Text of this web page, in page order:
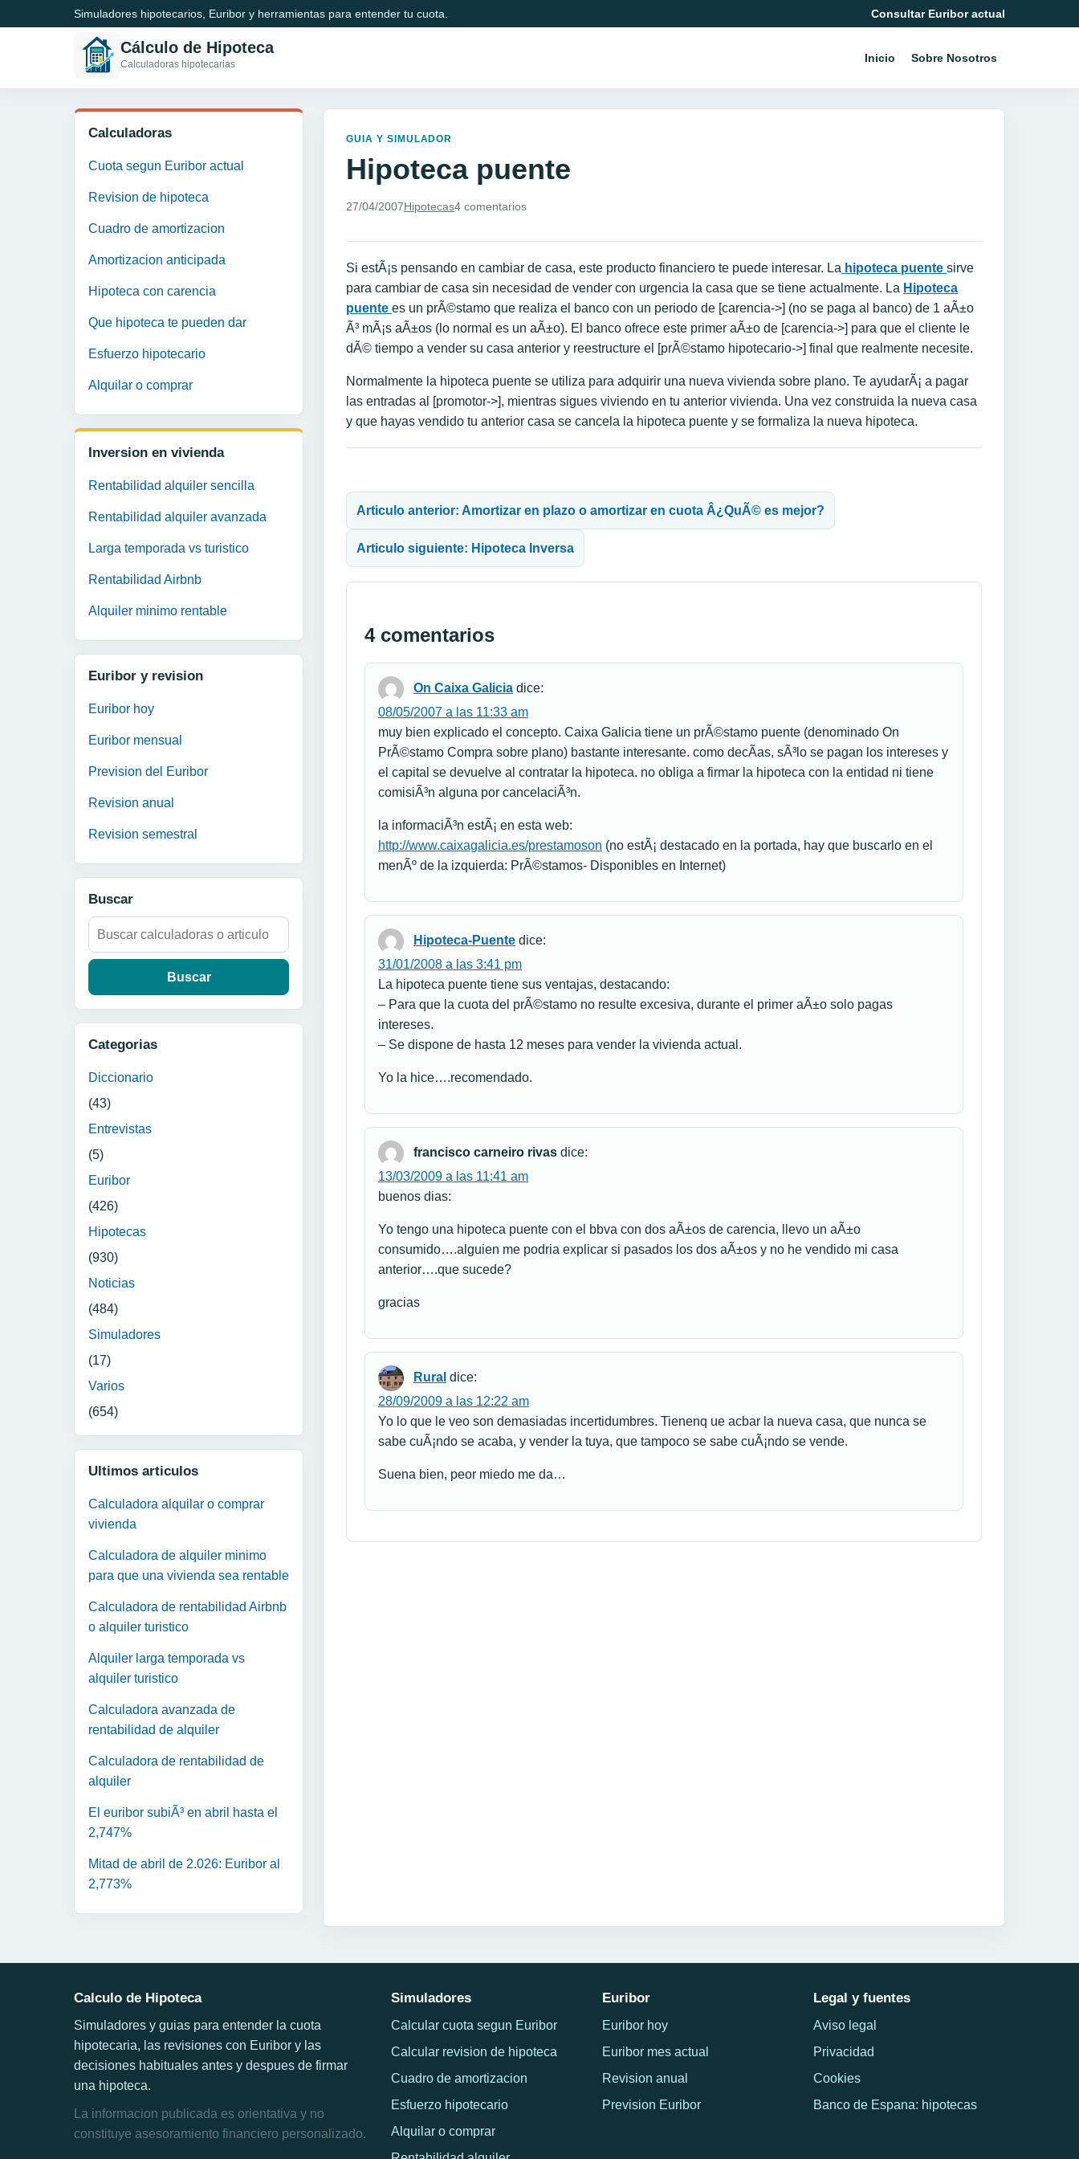
Simuladores hipotecarios, Euribor y herramientas para entender tu cuota. Consultar Euribor actual
Cálculo de Hipoteca
Calculadoras hipotecarias Inicio Sobre Nosotros
Calculadoras
Cuota segun Euribor actual
Revision de hipoteca
Cuadro de amortizacion
Amortizacion anticipada
Hipoteca con carencia
Que hipoteca te pueden dar
Esfuerzo hipotecario
Alquilar o comprar
Inversion en vivienda
Rentabilidad alquiler sencilla
Rentabilidad alquiler avanzada
Larga temporada vs turistico
Rentabilidad Airbnb
Alquiler minimo rentable
Euribor y revision
Euribor hoy
Euribor mensual
Prevision del Euribor
Revision anual
Revision semestral
Buscar
Buscar:
Categorias
Diccionario
(43)
Entrevistas
(5)
Euribor
(426)
Hipotecas
(930)
Noticias
(484)
Simuladores
(17)
Varios
(654)
Ultimos articulos
Calculadora alquilar o comprar
vivienda
Calculadora de alquiler minimo
para que una vivienda sea rentable
Calculadora de rentabilidad Airbnb
o alquiler turistico
Alquiler larga temporada vs
alquiler turistico
Calculadora avanzada de
rentabilidad de alquiler
Calculadora de rentabilidad de
alquiler
El euribor subiÃ³ en abril hasta el
2,747%
Mitad de abril de 2.026: Euribor al
2,773%
GUIA Y SIMULADOR
Hipoteca puente
27/04/2007Hipotecas4 comentarios
Si estÃ¡s pensando en cambiar de casa, este producto financiero te puede interesar. La hipoteca puente sirve
para cambiar de casa sin necesidad de vender con urgencia la casa que se tiene actualmente. La Hipoteca
puente es un prÃ©stamo que realiza el banco con un periodo de [carencia->] (no se paga al banco) de 1 aÃ±o
Ã³ mÃ¡s aÃ±os (lo normal es un aÃ±o). El banco ofrece este primer aÃ±o de [carencia->] para que el cliente le
dÃ© tiempo a vender su casa anterior y reestructure el [prÃ©stamo hipotecario->] final que realmente necesite.
Normalmente la hipoteca puente se utiliza para adquirir una nueva vivienda sobre plano. Te ayudarÃ¡ a pagar
las entradas al [promotor->], mientras sigues viviendo en tu anterior vivienda. Una vez construida la nueva casa
y que hayas vendido tu anterior casa se cancela la hipoteca puente y se formaliza la nueva hipoteca.
Articulo anterior: Amortizar en plazo o amortizar en cuota Â¿QuÃ© es mejor?
Articulo siguiente: Hipoteca Inversa
4 comentarios
On Caixa Galicia dice:
08/05/2007 a las 11:33 am
muy bien explicado el concepto. Caixa Galicia tiene un prÃ©stamo puente (denominado On
PrÃ©stamo Compra sobre plano) bastante interesante. como decÃ­as, sÃ³lo se pagan los intereses y
el capital se devuelve al contratar la hipoteca. no obliga a firmar la hipoteca con la entidad ni tiene
comisiÃ³n alguna por cancelaciÃ³n.
la informaciÃ³n estÃ¡ en esta web:
http://www.caixagalicia.es/prestamoson (no estÃ¡ destacado en la portada, hay que buscarlo en el
menÃº de la izquierda: PrÃ©stamos- Disponibles en Internet)
Hipoteca-Puente dice:
31/01/2008 a las 3:41 pm
La hipoteca puente tiene sus ventajas, destacando:
– Para que la cuota del prÃ©stamo no resulte excesiva, durante el primer aÃ±o solo pagas
intereses.
– Se dispone de hasta 12 meses para vender la vivienda actual.
Yo la hice….recomendado.
francisco carneiro rivas dice:
13/03/2009 a las 11:41 am
buenos dias:
Yo tengo una hipoteca puente con el bbva con dos aÃ±os de carencia, llevo un aÃ±o
consumido….alguien me podria explicar si pasados los dos aÃ±os y no he vendido mi casa
anterior….que sucede?
gracias
Rural dice:
28/09/2009 a las 12:22 am
Yo lo que le veo son demasiadas incertidumbres. Tienenq ue acbar la nueva casa, que nunca se
sabe cuÃ¡ndo se acaba, y vender la tuya, que tampoco se sabe cuÃ¡ndo se vende.
Suena bien, peor miedo me da…
Calculo de Hipoteca
Simuladores y guias para entender la cuota
hipotecaria, las revisiones con Euribor y las
decisiones habituales antes y despues de firmar
una hipoteca.
La informacion publicada es orientativa y no
constituye asesoramiento financiero personalizado.
Simuladores
Calcular cuota segun Euribor
Calcular revision de hipoteca
Cuadro de amortizacion
Esfuerzo hipotecario
Alquilar o comprar
Euribor
Euribor hoy
Euribor mes actual
Revision anual
Prevision Euribor
Legal y fuentes
Aviso legal
Privacidad
Cookies
Banco de Espana: hipotecas